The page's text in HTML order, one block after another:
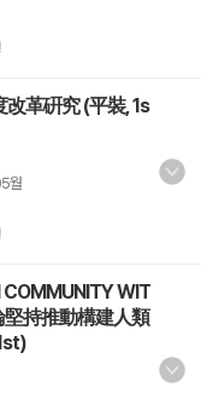
革硏究 (平裝, 1s
월
COMMUNITY WIT
堅持推動構建人類